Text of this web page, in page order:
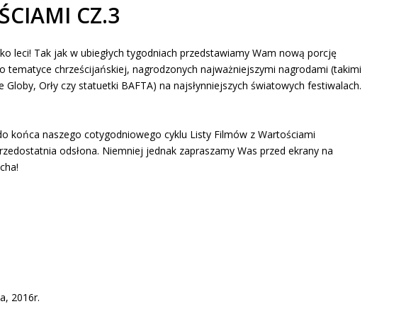
CZ.3
leci! Tak jak w ubiegłych tygodniach przedstawiamy Wam nową porcję
tematyce chrześcijańskiej, nagrodzonych najważniejszymi nagrodami (takimi
Globy, Orły czy statuetki BAFTA) na najsłynniejszych światowych festiwalach.
końca naszego cotygodniowego cyklu Listy Filmów z Wartościami
odsłona. Niemniej jednak zapraszamy Was przed ekrany na
2016r.